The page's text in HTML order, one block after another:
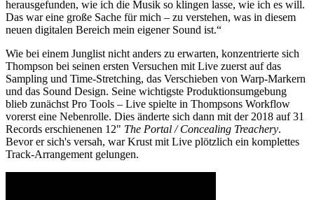
herausgefunden, wie ich die Musik so klingen lasse, wie ich es will.
Das war eine große Sache für mich – zu verstehen, was in diesem
neuen digitalen Bereich mein eigener Sound ist.“
Wie bei einem Junglist nicht anders zu erwarten, konzentrierte sich
Thompson bei seinen ersten Versuchen mit Live zuerst auf das
Sampling und Time-Stretching, das Verschieben von Warp-Markern
und das Sound Design. Seine wichtigste Produktionsumgebung
blieb zunächst Pro Tools – Live spielte in Thompsons Workflow
vorerst eine Nebenrolle. Dies änderte sich dann mit der 2018 auf 31
Records erschienenen 12" The Portal / Concealing Treachery.
Bevor er sich's versah, war Krust mit Live plötzlich ein komplettes
Track-Arrangement gelungen.